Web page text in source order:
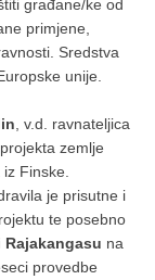
građane/ke od
primjene,
Sredstva
unije.
, v.d. ravnateljica
zemlje
Finske.
je prisutne i
te posebno
na
provedbe